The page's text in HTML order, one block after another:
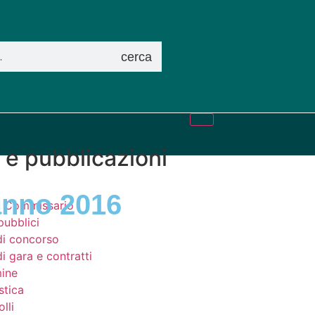
cerca
pubblicazioni
Commissario
concorso
gara e contratti
2016